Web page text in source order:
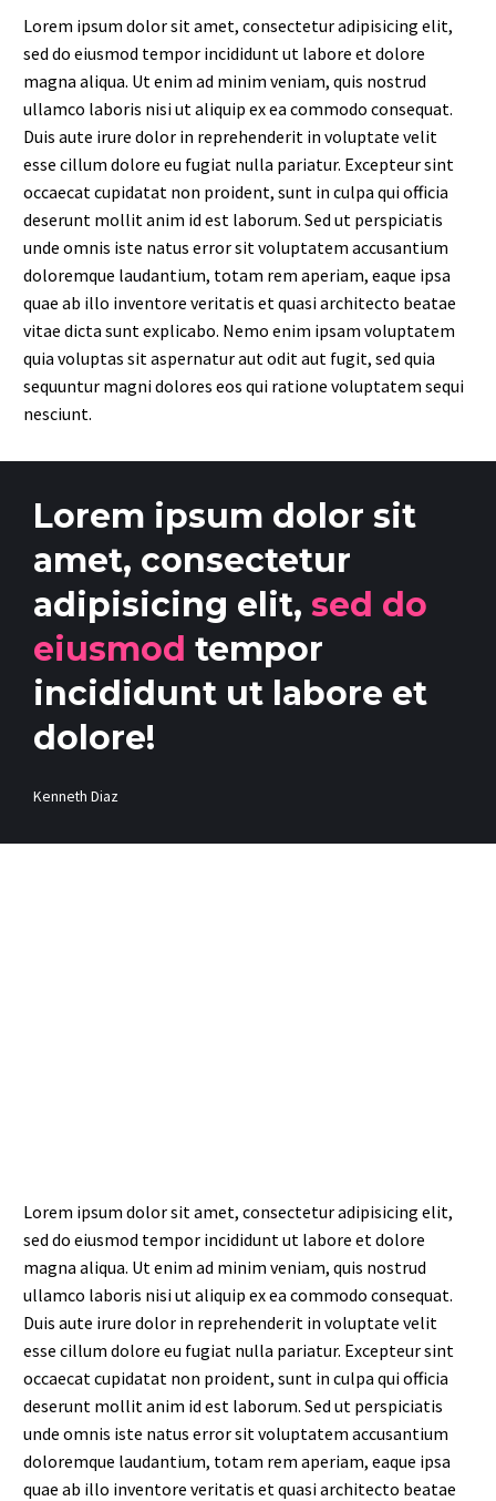
Lorem ipsum dolor sit amet, consectetur adipisicing elit,
sed do eiusmod tempor incididunt ut labore et dolore
magna aliqua. Ut enim ad minim veniam, quis nostrud
ullamco laboris nisi ut aliquip ex ea commodo consequat.
Duis aute irure dolor in reprehenderit in voluptate velit
esse cillum dolore eu fugiat nulla pariatur. Excepteur sint
occaecat cupidatat non proident, sunt in culpa qui officia
deserunt mollit anim id est laborum. Sed ut perspiciatis
unde omnis iste natus error sit voluptatem accusantium
doloremque laudantium, totam rem aperiam, eaque ipsa
quae ab illo inventore veritatis et quasi architecto beatae
vitae dicta sunt explicabo. Nemo enim ipsam voluptatem
quia voluptas sit aspernatur aut odit aut fugit, sed quia
sequuntur magni dolores eos qui ratione voluptatem sequi
nesciunt.
Lorem ipsum dolor sit
amet, consectetur
adipisicing elit, sed do
eiusmod tempor
incididunt ut labore et
dolore!
Kenneth Diaz
Lorem ipsum dolor sit amet, consectetur adipisicing elit,
sed do eiusmod tempor incididunt ut labore et dolore
magna aliqua. Ut enim ad minim veniam, quis nostrud
ullamco laboris nisi ut aliquip ex ea commodo consequat.
Duis aute irure dolor in reprehenderit in voluptate velit
esse cillum dolore eu fugiat nulla pariatur. Excepteur sint
occaecat cupidatat non proident, sunt in culpa qui officia
deserunt mollit anim id est laborum. Sed ut perspiciatis
unde omnis iste natus error sit voluptatem accusantium
doloremque laudantium, totam rem aperiam, eaque ipsa
quae ab illo inventore veritatis et quasi architecto beatae